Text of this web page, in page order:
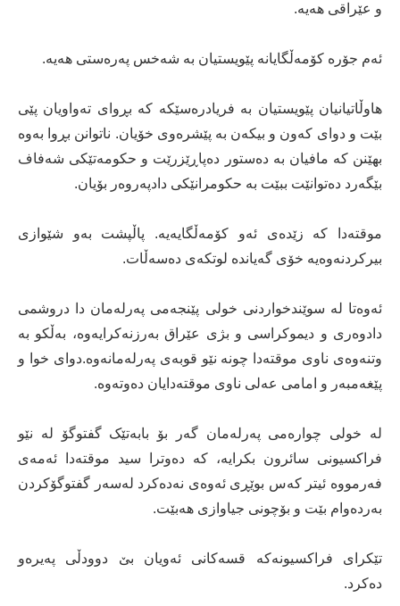
و عێراقی ھەیە.
ئەم جۆرە کۆمەڵگایانە پێویستیان بە شەخس پەرەستی ھەیە.
ھاوڵاتیانیان پێویستیان بە فریادرەسێکە کە بڕوای تەواویان پێی
بێت و دوای کەون و بیکەن بە پێشرەوی خۆیان. ناتوانن بڕوا بەوە
بھێنن کە مافیان بە دەستور دەپاڕێزرێت و حکومەتێکی شەفاف
بێگەرد دەتوانێت ببێت بە حکومرانێکی دادپەروەر بۆیان.
موقتەدا کە زێدەی ئەو کۆمەڵگایەیە. پاڵپشت بەو شێوازی
بیرکردنەوەیە خۆی گەیاندە لوتکەی دەسەڵات.
ئەوەتا لە سوێندخواردنی خولی پێنجەمی پەرلەمان دا دروشمی
دادوەری و دیموکراسی و بژی عێراق بەرزنەکرایەوە، بەڵکو بە
وتنەوەی ناوی موقتەدا چونە نێو قوبەی پەرلەمانەوە.دوای خوا و
پێغەمبەر و امامی عەلی ناوی موقتەدایان دەوتەوە.
لە خولی چوارەمی پەرلەمان گەر بۆ بابەتێک گفتوگۆ لە نێو
فراکسیونی سائرون بکرایە، کە دەوترا سید موقتەدا ئەمەی
فەرمووە ئیتر کەس بوێڕی ئەوەی نەدەکرد لەسەر گفتوگۆکردن
بەردەوام بێت و بۆچونی جیاوازی ھەبێت.
تێکرای فراکسیونەکە قسەکانی ئەویان بێ دوودڵی پەیرەو
دەکرد.